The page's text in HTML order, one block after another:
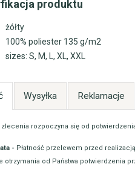
produktu
żółty
100% poliester 135 g/m2
sizes: S, M, L, XL, XXL
Wysyłka Reklamacje
zlecenia rozpoczyna się od
- Płatność przelewem przed
otrzymania od Państwa potwierdzenia